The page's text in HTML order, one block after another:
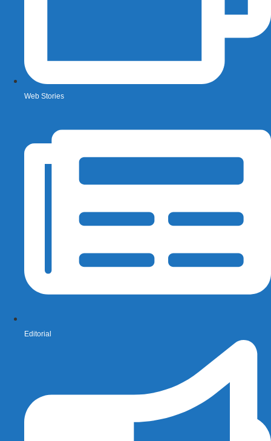
Web Stories
Editorial